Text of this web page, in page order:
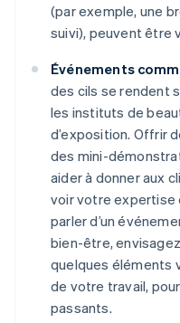
(par exemple, une
suivi), peuvent être
Événements
des cils se rendent
les instituts de
d’exposition. Offrir
des mini-
aider à donner aux
voir votre expertise
parler d’un
bien-être,
quelques éléments
de votre travail,
passants.